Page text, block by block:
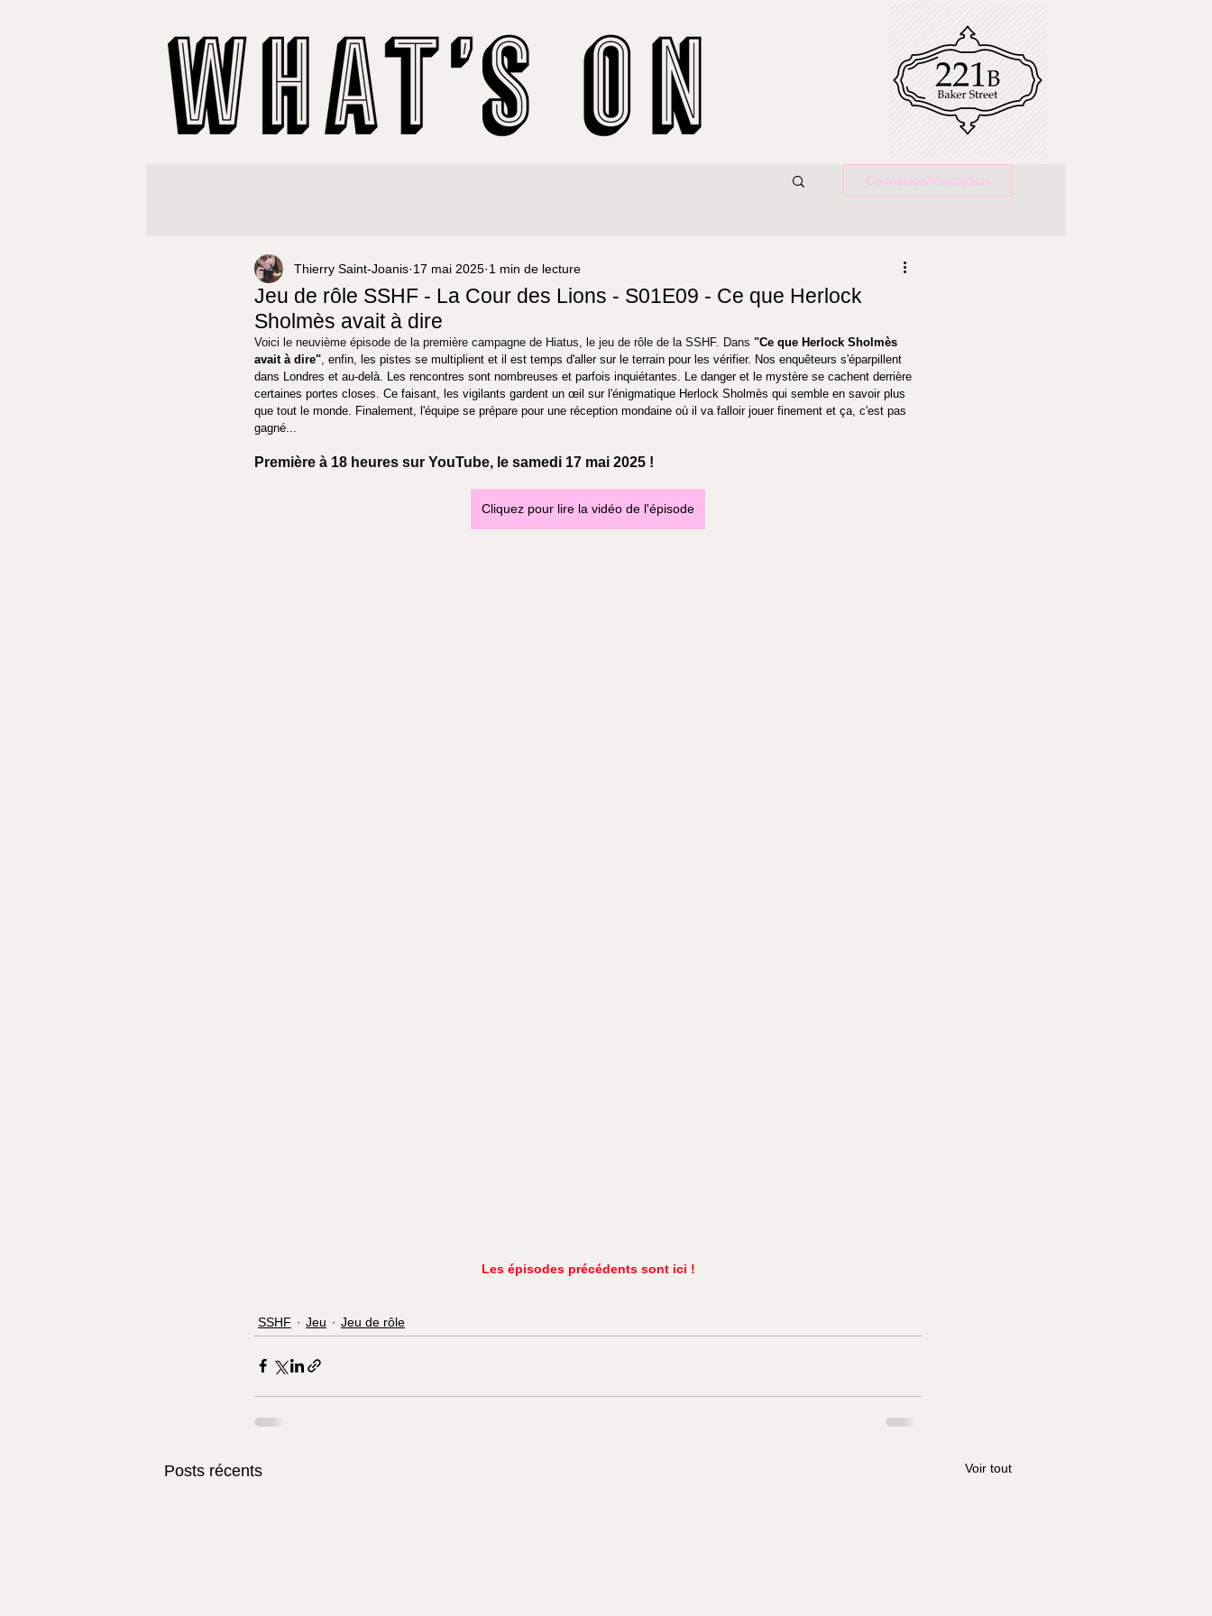
Connexion/Inscription
Jeu de rôle SSHF - La Cour des Lions - S01E09 - Ce que Herlock
Sholmès avait à dire
Thierry Saint-Joanis 17 mai 2025 1 min de lecture
Voici le neuvième épisode de la première campagne de Hiatus, le jeu de rôle de la SSHF. Dans "Ce que Herlock Sholmès
avait à dire", enfin, les pistes se multiplient et il est temps d'aller sur le terrain pour les vérifier. Nos enquêteurs s'éparpillent
dans Londres et au-delà. Les rencontres sont nombreuses et parfois inquiétantes. Le danger et le mystère se cachent derrière
certaines portes closes. Ce faisant, les vigilants gardent un œil sur l'énigmatique Herlock Sholmès qui semble en savoir plus
que tout le monde. Finalement, l'équipe se prépare pour une réception mondaine où il va falloir jouer finement et ça, c'est pas
gagné...
Première à 18 heures sur YouTube, le samedi 17 mai 2025 !
Cliquez pour lire la vidéo de l'épisode
Les épisodes précédents sont ici !
SSHF Jeu Jeu de rôle
Posts récents Voir tout